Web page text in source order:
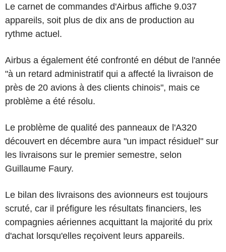
Le carnet de commandes d'Airbus affiche 9.037
appareils, soit plus de dix ans de production au
rythme actuel.
Airbus a également été confronté en début de l'année
"à un retard administratif qui a affecté la livraison de
près de 20 avions à des clients chinois", mais ce
problème a été résolu.
Le problème de qualité des panneaux de l'A320
découvert en décembre aura "un impact résiduel" sur
les livraisons sur le premier semestre, selon
Guillaume Faury.
Le bilan des livraisons des avionneurs est toujours
scruté, car il préfigure les résultats financiers, les
compagnies aériennes acquittant la majorité du prix
d'achat lorsqu'elles reçoivent leurs appareils.